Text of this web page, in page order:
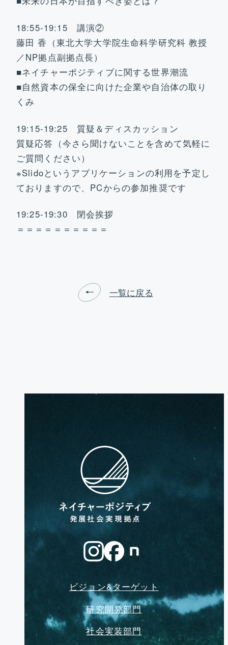
18:55-19:15 講演②
藤田 香（東北大学大学院生命科学研究科 教授
／NP拠点副拠点長）
■ネイチャーポジティブに関する世界潮流
■自然資本の保全に向けた企業や自治体の取り
くみ
19:15-19:25 質疑＆ディスカッション
質疑応答（今さら聞けないことを含めて気軽に
ご質問ください）
※Slidoというアプリケーションの利用を予定し
ておりますので、PCからの参加推奨です
19:25-19:30 閉会挨拶
＝＝＝＝＝＝＝＝＝＝
一覧に戻る
ビジョン&ターゲット
研究開発部門
社会実装部門